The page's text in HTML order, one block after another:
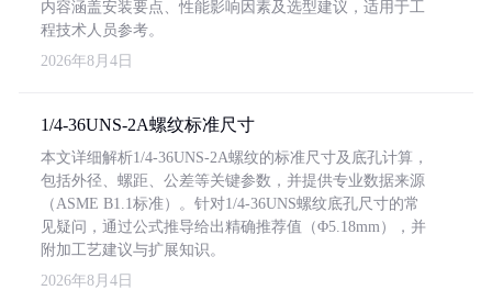
内容涵盖安装要点、性能影响因素及选型建议，适用于工
程技术人员参考。
2026年8月4日
1/4-36UNS-2A螺纹标准尺寸
本文详细解析1/4-36UNS-2A螺纹的标准尺寸及底孔计算，
包括外径、螺距、公差等关键参数，并提供专业数据来源
（ASME B1.1标准）。针对1/4-36UNS螺纹底孔尺寸的常
见疑问，通过公式推导给出精确推荐值（Φ5.18mm），并
附加工艺建议与扩展知识。
2026年8月4日